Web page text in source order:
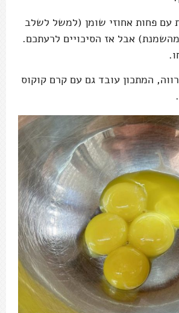
עם פחות אחוזי שומן (למשל לשלב
אבל אז הסיכויים לרעתכם.
המתכון עובד גם עם קרם קוקוס